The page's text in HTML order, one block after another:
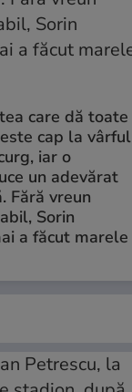
care dă toate
cap la vârful
iar o
un adevărat
Fără vreun
Sorin
a făcut marele